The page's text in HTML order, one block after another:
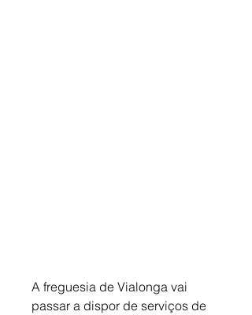
A freguesia de Vialonga vai
passar a dispor de serviços de